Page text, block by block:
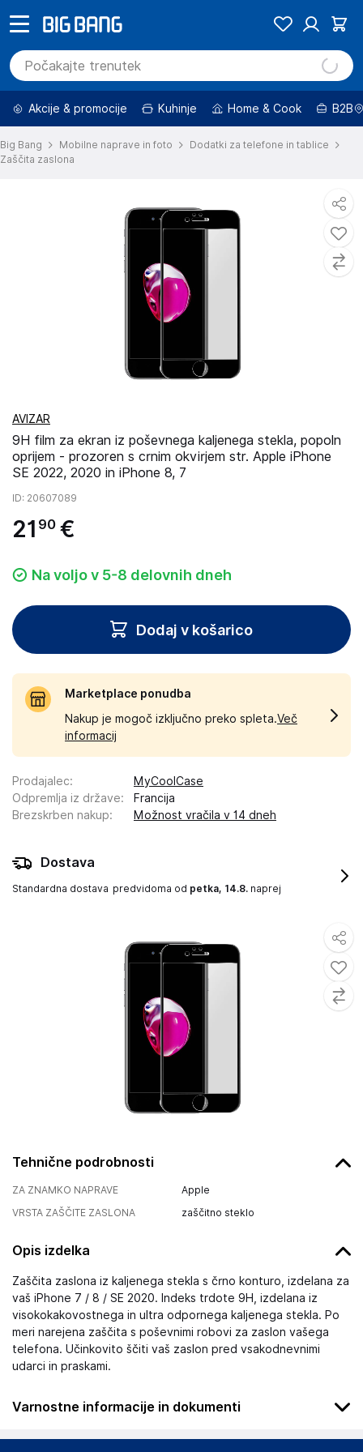
Akcije & promocije Kuhinje Home & Cook B2B
Big Bang Mobilne naprave in foto
Dodatki za telefone in tablice
Zaščita zaslona
Tehnične podrobnosti
ZA ZNAMKO NAPRAVE
Apple
VRSTA ZAŠČITE ZASLONA
zaščitno steklo
Opis izdelka
Zaščita zaslona iz kaljenega stekla s črno konturo, izdelana za
vaš iPhone 7 / 8 / SE 2020. Indeks trdote 9H, izdelana iz
visokokakovostnega in ultra odpornega kaljenega stekla. Po
meri narejena zaščita s poševnimi robovi za zaslon vašega
telefona. Učinkovito ščiti vaš zaslon pred vsakodnevnimi
udarci in praskami.
Varnostne informacije in dokumenti
Podatki o proizvajalcu
AVIZAR
9H film za ekran iz poševnega kaljenega stekla, popoln
oprijem - prozoren s crnim okvirjem str. Apple iPhone
SE 2022, 2020 in iPhone 8, 7
ID: 20607089
21 90 €
Na voljo v 5-8 delovnih dneh
Dodaj v košarico
Marketplace ponudba
Nakup je mogoč izključno preko spleta.Več
informacij
Prodajalec:
MyCoolCase
Odpremlja iz države:
Francija
Brezskrben nakup: Možnost vračila v 14 dneh
Dostava
Standardna dostava predvidoma od petka, 14.8. naprej